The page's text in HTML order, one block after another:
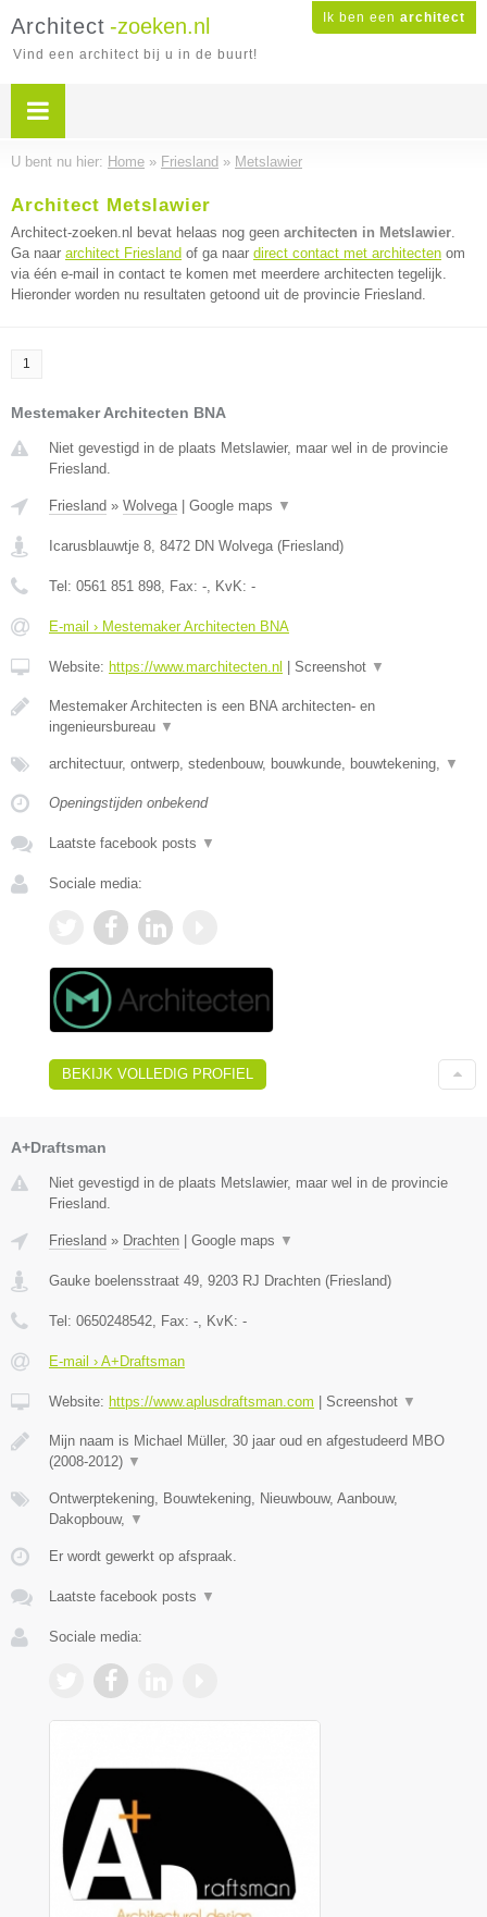
Ik ben een architect
Architect -zoeken.nl
Vind een architect bij u in de buurt!
U bent nu hier: Home » Friesland » Metslawier
Architect Metslawier
Architect-zoeken.nl bevat helaas nog geen architecten in Metslawier.
Ga naar architect Friesland of ga naar direct contact met architecten om
via één e-mail in contact te komen met meerdere architecten tegelijk.
Hieronder worden nu resultaten getoond uit de provincie Friesland.
1
Mestemaker Architecten BNA
Niet gevestigd in de plaats Metslawier, maar wel in de provincie
Friesland.
Friesland » Wolvega| Google maps ▼
Icarusblauwtje 8, 8472 DN Wolvega(Friesland)
Tel: 0561 851 898, Fax: -, KvK: -
E-mail › Mestemaker Architecten BNA
Website: https://www.marchitecten.nl Screenshot ▼
Mestemaker Architecten is een BNA architecten- en
ingenieursbureau ▼
architectuur, ontwerp, stedenbouw, bouwkunde, bouwtekening, ▼
Openingstijden onbekend
Laatste facebook posts ▼
Sociale media:
BEKIJK VOLLEDIG PROFIEL
A+Draftsman
Niet gevestigd in de plaats Metslawier, maar wel in de provincie
Friesland.
Friesland » Drachten Google maps ▼
Gauke boelensstraat 49, 9203 RJ Drachten (Friesland)
Tel: 0650248542, Fax: -, KvK: -
E-mail › A+Draftsman
Website: https://www.aplusdraftsman.com Screenshot ▼
Mijn naam is Michael Müller, 30 jaar oud en afgestudeerd MBO
(2008-2012) ▼
Ontwerptekening, Bouwtekening, Nieuwbouw, Aanbouw,
Dakopbouw, ▼
Er wordt gewerkt op afspraak.
Laatste facebook posts ▼
Sociale media: